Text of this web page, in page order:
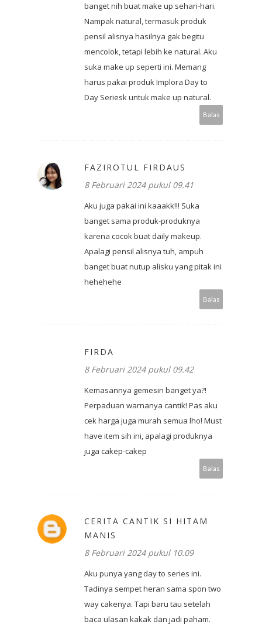
banget nih buat make up sehari-hari.
Nampak natural, termasuk produk
pensil alisnya hasilnya gak begitu
mencolok, tetapi lebih ke natural. Aku
suka make up seperti ini. Memang
harus pakai produk Implora Day to
Day Seriesk untuk make up natural.
Balas
FAZIROTUL FIRDAUS
8 Februari 2024 pukul 09.41
Aku juga pakai ini kaaakk!!! Suka
banget sama produk-produknya
karena cocok buat daily makeup.
Apalagi pensil alisnya tuh, ampuh
banget buat nutup alisku yang pitak ini
hehehehe
Balas
FIRDA
8 Februari 2024 pukul 09.42
Kemasannya gemesin banget ya?!
Perpaduan warnanya cantik! Pas aku
cek harga juga murah semua lho! Must
have item sih ini, apalagi produknya
juga cakep-cakep
Balas
CERITA CANTIK SI HITAM
MANIS
8 Februari 2024 pukul 10.09
Aku punya yang day to series ini.
Tadinya sempet heran sama spon two
way cakenya. Tapi baru tau setelah
baca ulasan kakak dan jadi paham.